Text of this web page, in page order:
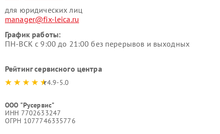
для юридических лиц
manager@fix-leica.ru
График работы:
ПН-ВСК с 9:00 до 21:00 без перерывов и выходных
Рейтинг сервисного центра
4.9-5.0
ООО "Русервис"
ИНН 7702633247
ОГРН 1077746335776